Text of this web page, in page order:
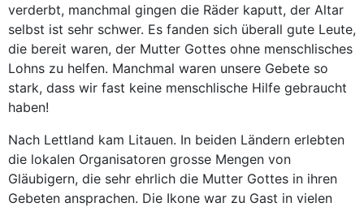
verderbt, manchmal gingen die Räder kaputt, der Altar
selbst ist sehr schwer. Es fanden sich überall gute Leute,
die bereit waren, der Mutter Gottes ohne menschlisches
Lohns zu helfen. Manchmal waren unsere Gebete so
stark, dass wir fast keine menschlische Hilfe gebraucht
haben!
Nach Lettland kam Litauen. In beiden Ländern erlebten
die lokalen Organisatoren grosse Mengen von
Gläubigern, die sehr ehrlich die Mutter Gottes in ihren
Gebeten ansprachen. Die Ikone war zu Gast in vielen